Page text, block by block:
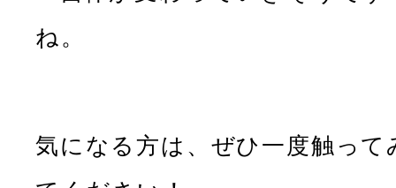
ね。
気になる方は、ぜひ一度触って